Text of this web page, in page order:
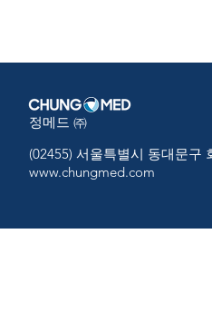
정메드 ㈜
(02455) 서울특별시 동대문구
www.chungmed.com